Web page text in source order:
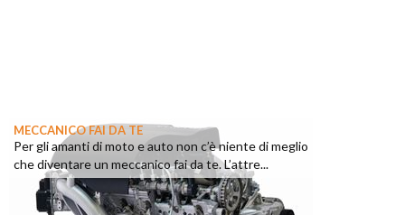
MECCANICO FAI DA TE
Per gli amanti di moto e auto non c’è niente di meglio
che diventare un meccanico fai da te. L’attre...